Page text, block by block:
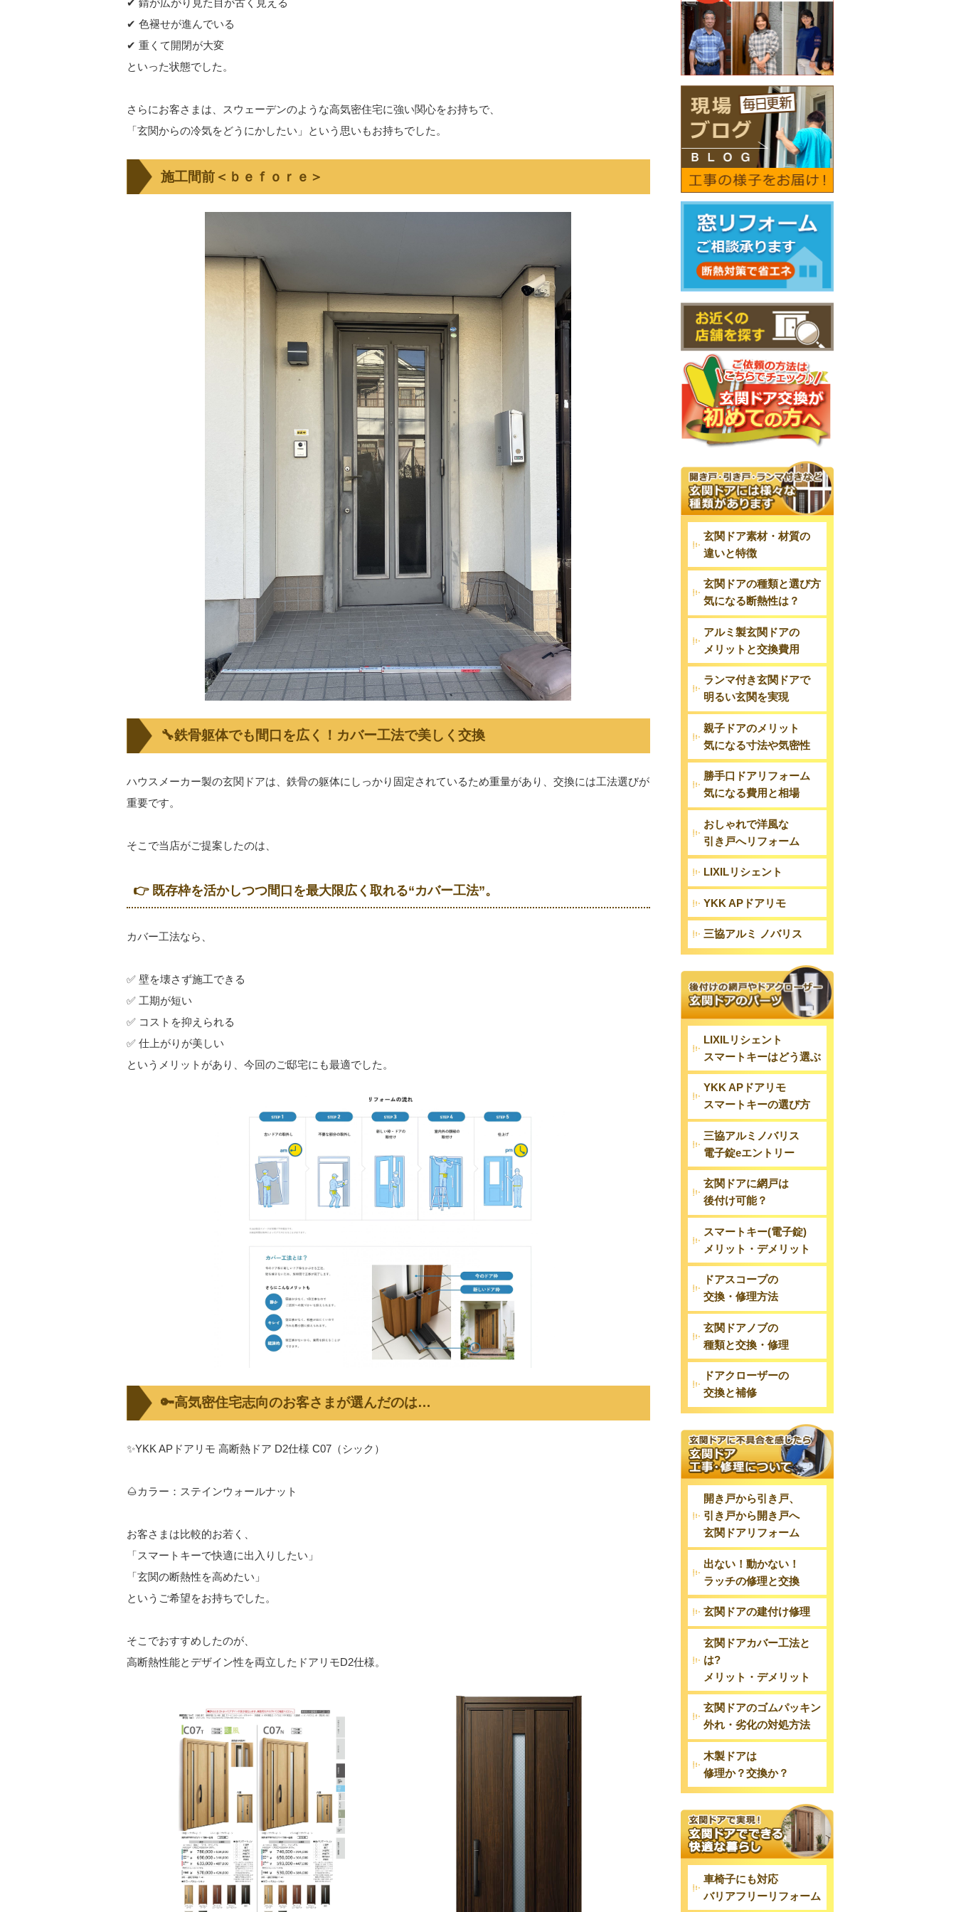
✔ 錆が広がり見た目が古く見える
✔ 色褪せが進んでいる
✔ 重くて開閉が大変
といった状態でした。
さらにお客さまは、スウェーデンのような高気密住宅に強い関心をお持ちで、
「玄関からの冷気をどうにかしたい」という思いもお持ちでした。
施工間前＜ｂｅｆｏｒｅ＞
🔧鉄骨躯体でも間口を広く！カバー工法で美しく交換
ハウスメーカー製の玄関ドアは、鉄骨の躯体にしっかり固定されているため重量があり、交換には工法選びが
重要です。
そこで当店がご提案したのは、
👉 既存枠を活かしつつ間口を最大限広く取れる“カバー工法”。
カバー工法なら、
✅ 壁を壊さず施工できる
✅ 工期が短い
✅ コストを抑えられる
✅ 仕上がりが美しい
というメリットがあり、今回のご邸宅にも最適でした。
🔑高気密住宅志向のお客さまが選んだのは…
✨YKK APドアリモ 高断熱ドア D2仕様 C07（シック）
🌰カラー：ステインウォールナット
お客さまは比較的お若く、
「スマートキーで快適に出入りしたい」
「玄関の断熱性を高めたい」
というご希望をお持ちでした。
そこでおすすめしたのが、
高断熱性能とデザイン性を両立したドアリモD2仕様。
玄関ドア素材・材質の
違いと特徴
玄関ドアの種類と選び方
気になる断熱性は？
アルミ製玄関ドアの
メリットと交換費用
ランマ付き玄関ドアで
明るい玄関を実現
親子ドアのメリット
気になる寸法や気密性
勝手口ドアリフォーム
気になる費用と相場
おしゃれで洋風な
引き戸へリフォーム
LIXILリシェント
YKK APドアリモ
三協アルミ ノバリス
LIXILリシェント
スマートキーはどう選ぶ
YKK APドアリモ
スマートキーの選び方
三協アルミノバリス
電子錠eエントリー
玄関ドアに網戸は
後付け可能？
スマートキー(電子錠)
メリット・デメリット
ドアスコープの
交換・修理方法
玄関ドアノブの
種類と交換・修理
ドアクローザーの
交換と補修
開き戸から引き戸、
引き戸から開き戸へ
玄関ドアリフォーム
出ない！動かない！
ラッチの修理と交換
玄関ドアの建付け修理
玄関ドアカバー工法と
は?
メリット・デメリット
玄関ドアのゴムパッキン
外れ・劣化の対処方法
木製ドアは
修理か？交換か？
車椅子にも対応
バリアフリーリフォーム